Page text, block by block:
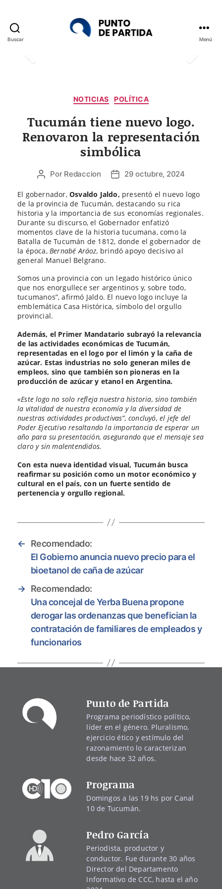
Buscar Menú
Categorías
NOTICIAS POLÍTICA
Tucumán tiene nuevo logo.
Renovaron la representación
simbólica
Autor
la
entrada
Por Redaccion
Fecha
la
entrada
29 octubre, 2024
El gobernador,Osvaldo Jaldo, presentó el nuevo logo
de la provincia de Tucumán, destacando su rica
historia y la importancia de sus economías regionales.
Durante su discurso, el Gobernador enfatizó
momentos clave de la historia tucumana, como la
Batalla de Tucumán de 1812, donde el gobernador de
la época,Bernabé Aráoz, brindó apoyo decisivo al
general Manuel Belgrano.
Somos una provincia con un legado histórico único
que nos enorgullece ser argentinos y, sobre todo,
tucumanos”, afirmó Jaldo. El nuevo logo incluye la
emblemática Casa Histórica, símbolo del orgullo
provincial.
Además, el Primer Mandatario subrayó la relevancia
de las actividades económicas de Tucumán,
representadas en el logo por el limón y la caña de
azúcar. Estas industrias no solo generan miles de
empleos, sino que también son pioneras en la
producción de azúcar y etanol en Argentina.
«Este logo no solo refleja nuestra historia, sino también
la vitalidad de nuestra economía y la diversidad de
nuestras actividades productivas”, concluyó, el jefe del
Poder Ejecutivo resaltando la importancia de esperar un
año para su presentación, asegurando que el mensaje sea
claro y sin malentendidos.
Con esta nueva identidad visual, Tucumán busca
reafirmar su posición como un motor económico y
cultural en el país, con un fuerte sentido de
pertenencia y orgullo regional.
←
Recomendado:
El Gobierno anuncia nuevo precio para el
bioetanol de caña de azúcar
→ Recomendado:
Una concejal de Yerba Buena propone
derogar las ordenanzas que benefician la
contratación de familiares de empleados y
funcionarios
Punto de Partida
Programa periodístico político,
líder en el género. Pluralismo,
ejercicio ético y estímulo del
razonamiento lo caracterizan
desde hace 32 años.
Programa
Domingos a las 19 hs por Canal
10 de Tucumán.
Pedro García
Periodista, productor y
conductor. Fue durante 30 años
Director del Departamento
Informativo de CCC, hasta el año